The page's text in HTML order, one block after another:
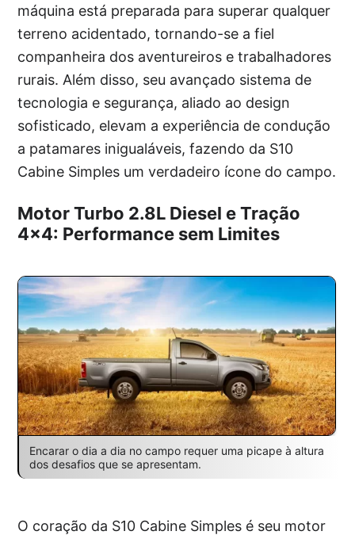
máquina está preparada para superar qualquer
terreno acidentado, tornando-se a fiel
companheira dos aventureiros e trabalhadores
rurais. Além disso, seu avançado sistema de
tecnologia e segurança, aliado ao design
sofisticado, elevam a experiência de condução
a patamares inigualáveis, fazendo da S10
Cabine Simples um verdadeiro ícone do campo.
Motor Turbo 2.8L Diesel e Tração
4×4: Performance sem Limites
Encarar o dia a dia no campo requer uma picape à altura
dos desafios que se apresentam.
O coração da S10 Cabine Simples é seu motor